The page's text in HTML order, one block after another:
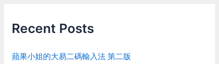
Recent Posts
蘋果小姐的大易二碼輸入法 第二版